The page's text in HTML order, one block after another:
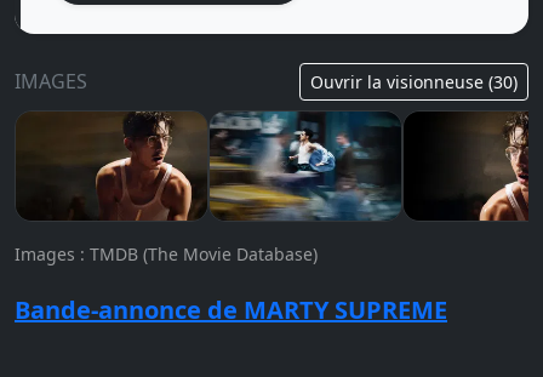
IMAGES Ouvrir la visionneuse (30)
Images : TMDB (The Movie Database)
Bande-annonce de MARTY SUPREME